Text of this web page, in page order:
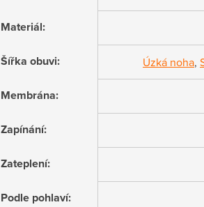
Materiál:
Šířka obuvi: Úzká noha,
Membrána:
Zapínání:
Zateplení:
Podle pohlaví: